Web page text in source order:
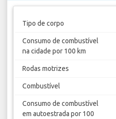
Tipo de corpo
Consumo de combustível
na cidade por 100 km
Rodas motrizes
Combustível
Consumo de combustível
em autoestrada por 100